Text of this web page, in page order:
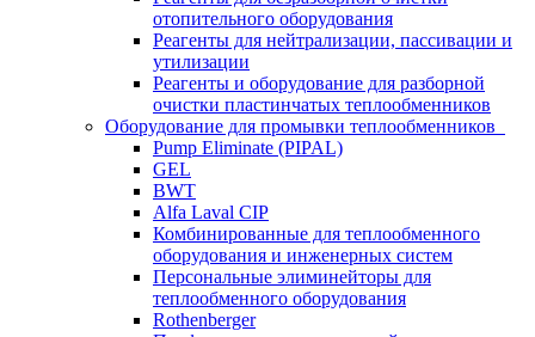
отопительного оборудования
Реагенты для нейтрализации, пассивации и
утилизации
Реагенты и оборудование для разборной
очистки пластинчатых теплообменников
Оборудование для промывки теплообменников
Pump Eliminate (PIPAL)
GEL
BWT
Alfa Laval CIP
Комбинированные для теплообменного
оборудования и инженерных систем
Персональные элиминейторы для
теплообменного оборудования
Rothenberger